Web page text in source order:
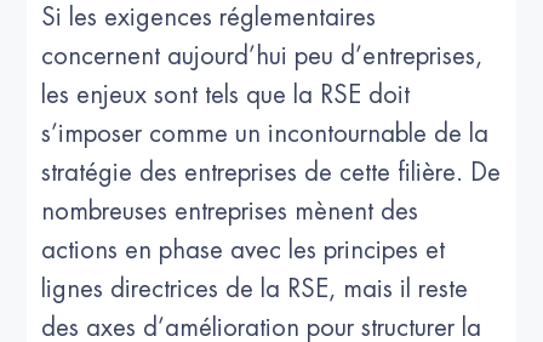
Si les exigences réglementaires
concernent aujourd’hui peu d’entreprises,
les enjeux sont tels que la RSE doit
s’imposer comme un incontournable de la
stratégie des entreprises de cette filière. De
nombreuses entreprises mènent des
actions en phase avec les principes et
lignes directrices de la RSE, mais il reste
des axes d’amélioration pour structurer la